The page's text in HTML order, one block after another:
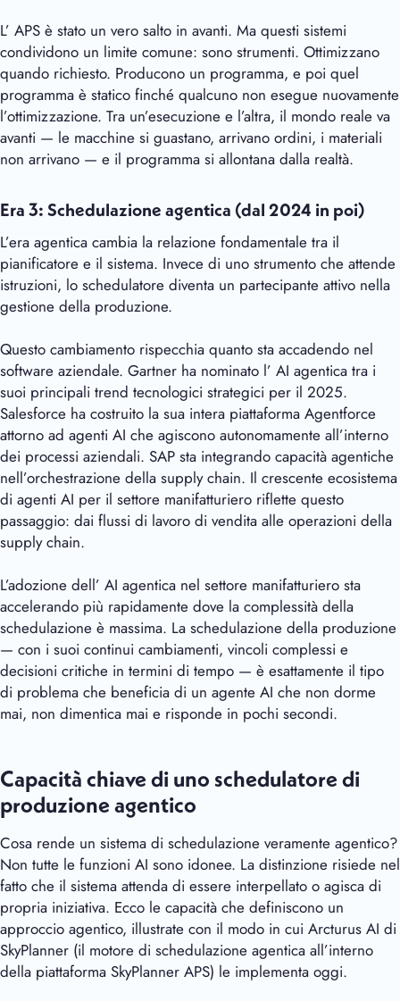
L’ APS è stato un vero salto in avanti. Ma questi sistemi
condividono un limite comune: sono strumenti. Ottimizzano
quando richiesto. Producono un programma, e poi quel
programma è statico finché qualcuno non esegue nuovamente
l’ottimizzazione. Tra un’esecuzione e l’altra, il mondo reale va
avanti — le macchine si guastano, arrivano ordini, i materiali
non arrivano — e il programma si allontana dalla realtà.
Era 3: Schedulazione agentica (dal 2024 in poi)
L’era agentica cambia la relazione fondamentale tra il
pianificatore e il sistema. Invece di uno strumento che attende
istruzioni, lo schedulatore diventa un partecipante attivo nella
gestione della produzione.
Questo cambiamento rispecchia quanto sta accadendo nel
software aziendale. Gartner ha nominato l’ AI agentica tra i
suoi principali trend tecnologici strategici per il 2025.
Salesforce ha costruito la sua intera piattaforma Agentforce
attorno ad agenti AI che agiscono autonomamente all’interno
dei processi aziendali. SAP sta integrando capacità agentiche
nell’orchestrazione della supply chain. Il crescente ecosistema
di agenti AI per il settore manifatturiero riflette questo
passaggio: dai flussi di lavoro di vendita alle operazioni della
supply chain.
L’adozione dell’ AI agentica nel settore manifatturiero sta
accelerando più rapidamente dove la complessità della
schedulazione è massima. La schedulazione della produzione
— con i suoi continui cambiamenti, vincoli complessi e
decisioni critiche in termini di tempo — è esattamente il tipo
di problema che beneficia di un agente AI che non dorme
mai, non dimentica mai e risponde in pochi secondi.
Capacità chiave di uno schedulatore di
produzione agentico
Cosa rende un sistema di schedulazione veramente agentico?
Non tutte le funzioni AI sono idonee. La distinzione risiede nel
fatto che il sistema attenda di essere interpellato o agisca di
propria iniziativa. Ecco le capacità che definiscono un
approccio agentico, illustrate con il modo in cui Arcturus AI di
SkyPlanner (il motore di schedulazione agentica all’interno
della piattaforma SkyPlanner APS) le implementa oggi.